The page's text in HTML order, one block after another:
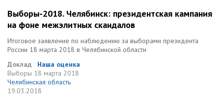
Выборы-2018. Челябинск: президентская кампания
на фоне межэлитных скандалов
Итоговое заявление по наблюдению за выборами президента
России 18 марта 2018 в Челябинской области
Доклад
Наша оценка
Выборы 18 марта 2018
Челябинская область
19.03.2018